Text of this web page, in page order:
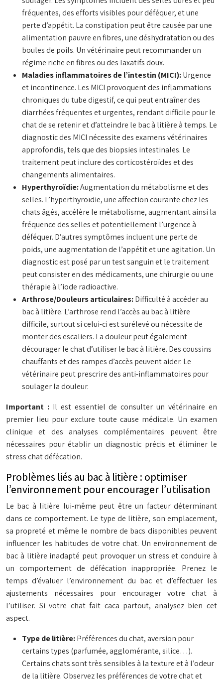
fréquentes, des efforts visibles pour déféquer, et une
perte d’appétit. La constipation peut être causée par une
alimentation pauvre en fibres, une déshydratation ou des
boules de poils. Un vétérinaire peut recommander un
régime riche en fibres ou des laxatifs doux.
Maladies inflammatoires de l’intestin (MICI):Urgence
et incontinence. Les MICI provoquent des inflammations
chroniques du tube digestif, ce qui peut entraîner des
diarrhées fréquentes et urgentes, rendant difficile pour le
chat de se retenir et d’atteindre le bac à litière à temps. Le
diagnostic des MICI nécessite des examens vétérinaires
approfondis, tels que des biopsies intestinales. Le
traitement peut inclure des corticostéroïdes et des
changements alimentaires.
Hyperthyroïdie:Augmentation du métabolisme et des
selles. L’hyperthyroïdie, une affection courante chez les
chats âgés, accélère le métabolisme, augmentant ainsi la
fréquence des selles et potentiellement l’urgence à
déféquer. D’autres symptômes incluent une perte de
poids, une augmentation de l’appétit et une agitation. Un
diagnostic est posé par un test sanguin et le traitement
peut consister en des médicaments, une chirurgie ou une
thérapie à l’iode radioactive.
Arthrose/Douleurs articulaires:Difficulté à accéder au
bac à litière. L’arthrose rend l’accès au bac à litière
difficile, surtout si celui-ci est surélevé ou nécessite de
monter des escaliers. La douleur peut également
décourager le chat d’utiliser le bac à litière. Des coussins
chauffants et des rampes d’accès peuvent aider. Le
vétérinaire peut prescrire des anti-inflammatoires pour
soulager la douleur.
Important : Il est essentiel de consulter un vétérinaire en
premier lieu pour exclure toute cause médicale. Un examen
clinique et des analyses complémentaires peuvent être
nécessaires pour établir un diagnostic précis et éliminer le
stress chat défécation.
Problèmes liés au bac à litière : optimiser
l’environnement pour encourager l’utilisation
Le bac à litière lui-même peut être un facteur déterminant
dans ce comportement. Le type de litière, son emplacement,
sa propreté et même le nombre de bacs disponibles peuvent
influencer les habitudes de votre chat. Un environnement de
bac à litière inadapté peut provoquer un stress et conduire à
un comportement de défécation inappropriée. Prenez le
temps d’évaluer l’environnement du bac et d’effectuer les
ajustements nécessaires pour encourager votre chat à
l’utiliser. Si votre chat fait caca partout, analysez bien cet
aspect.
Type de litière:Préférences du chat, aversion pour
certains types (parfumée, agglomérante, silice…).
Certains chats sont très sensibles à la texture et à l’odeur
de la litière. Observez les préférences de votre chat et